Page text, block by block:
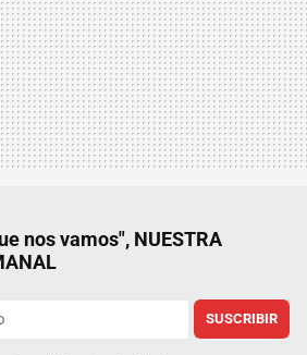
nos vamos", NUESTRA
SUSCRIBIR